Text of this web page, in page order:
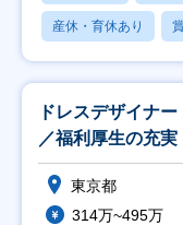
産休・育休あり
ドレスデザイナ
／福利厚生の充実
東京都
314万~495万